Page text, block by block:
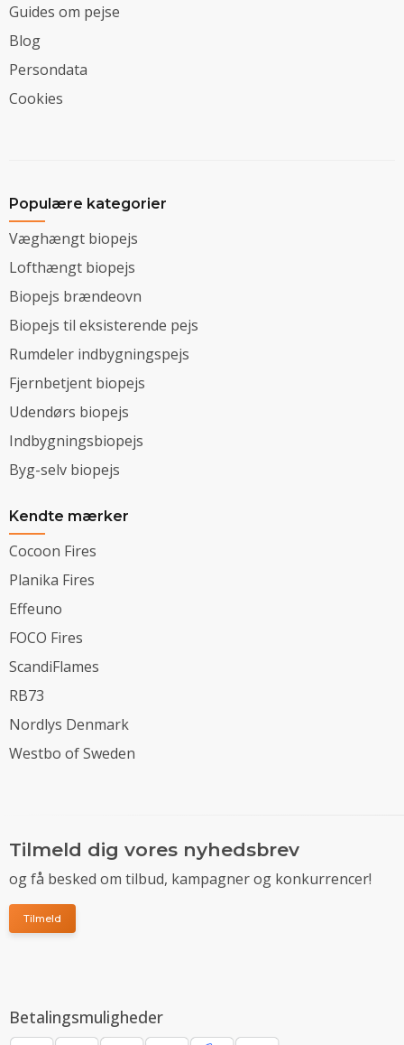
Guides om pejse
Blog
Persondata
Cookies
Populære kategorier
Væghængt biopejs
Lofthængt biopejs
Biopejs brændeovn
Biopejs til eksisterende pejs
Rumdeler indbygningspejs
Fjernbetjent biopejs
Udendørs biopejs
Indbygningsbiopejs
Byg-selv biopejs
Kendte mærker
Cocoon Fires
Planika Fires
Effeuno
FOCO Fires
ScandiFlames
RB73
Nordlys Denmark
Westbo of Sweden
Tilmeld dig vores nyhedsbrev
og få besked om tilbud, kampagner og konkurrencer!
Tilmeld
Betalingsmuligheder